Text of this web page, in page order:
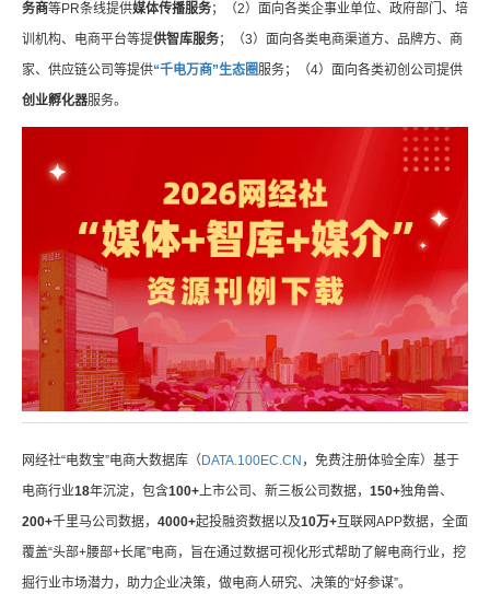
务商等PR条线提供媒体传播服务；（2）面向各类企事业单位、政府部门、培
训机构、电商平台等提供智库服务；（3）面向各类电商渠道方、品牌方、商
家、供应链公司等提供“千电万商”生态圈服务；（4）面向各类初创公司提供
创业孵化器服务。
网经社“电数宝”电商大数据库（DATA.100EC.CN ，免费注册体验全库）基于
电商行业18年沉淀，包含100+上市公司、新三板公司数据， 150+独角兽、
200+千里马公司数据， 4000+起投融资数据以及10万+互联网APP数据，全面
覆盖“头部+腰部+长尾”电商，旨在通过数据可视化形式帮助了解电商行业，挖
掘行业市场潜力，助力企业决策，做电商人研究、决策的“好参谋”。